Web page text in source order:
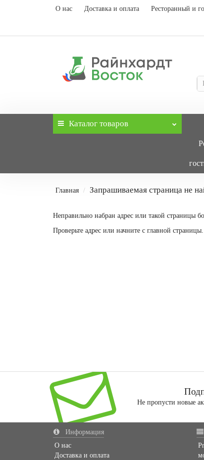
О нас Доставка и оплата Ресторанный и
Каталог товаров
Главная Запрашиваемая страница не
Неправильно набран адрес или такой страницы
Проверьте адрес или начните с главной страницы.
Не пропусти новые
Информация
О нас
Доставка и оплата